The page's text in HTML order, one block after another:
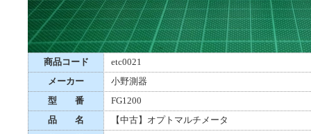
商品コード
etc0021
メーカー
小野測器
型 番
FG1200
品 名
【中古】オプトマルチメータ